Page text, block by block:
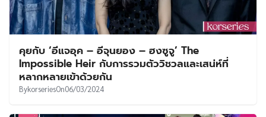
คุยกับ ‘อีแจอุค – อีจุนยอง – ฮงซูจู’ The
Impossible Heir กับการรวมตัววิชวลและเสน่ห์ที่
หลากหลายเข้าด้วยกัน
BykorseriesOn06/03/2024